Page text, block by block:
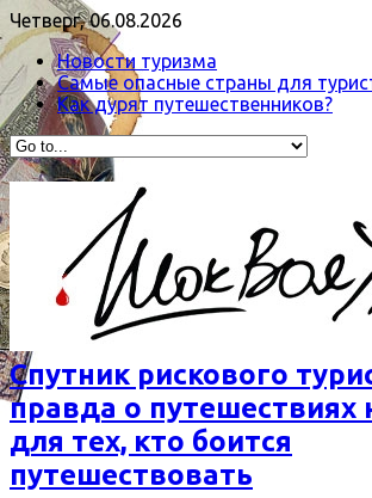
Четверг, 06.08.2026
Новости туризма
Самые опасные страны для
Как дурят путешественников?
Спутник рискового
правда о путешествиях
для тех, кто боится
путешествовать